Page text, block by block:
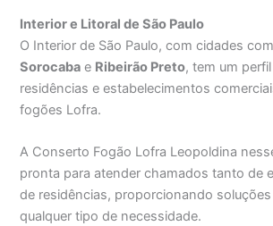
Interior e Litoral de São Paulo
O Interior de São Paulo, com cidades
Sorocaba e Ribeirão Preto, tem um
residências e estabelecimentos
fogões Lofra.
A Conserto Fogão Lofra Leopoldina
pronta para atender chamados tanto de
de residências, proporcionando
qualquer tipo de necessidade.